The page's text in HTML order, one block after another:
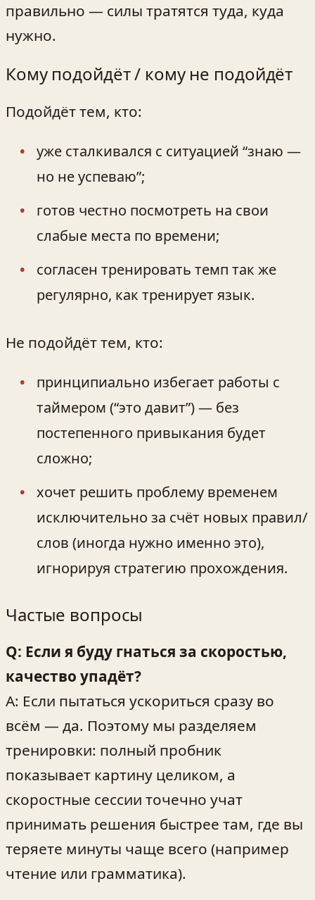
правильно — силы тратятся туда, куда
нужно.
Кому подойдёт / кому не подойдёт
Подойдёт тем, кто:
уже сталкивался с ситуацией “знаю —
но не успеваю”;
готов честно посмотреть на свои
слабые места по времени;
согласен тренировать темп так же
регулярно, как тренирует язык.
Не подойдёт тем, кто:
принципиально избегает работы с
таймером (“это давит”) — без
постепенного привыкания будет
сложно;
хочет решить проблему временем
исключительно за счёт новых правил/
слов (иногда нужно именно это),
игнорируя стратегию прохождения.
Частые вопросы
Q: Если я буду гнаться за скоростью,
качество упадёт?
A: Если пытаться ускориться сразу во
всём — да. Поэтому мы разделяем
тренировки: полный пробник
показывает картину целиком, а
скоростные сессии точечно учат
принимать решения быстрее там, где вы
теряете минуты чаще всего (например
чтение или грамматика).